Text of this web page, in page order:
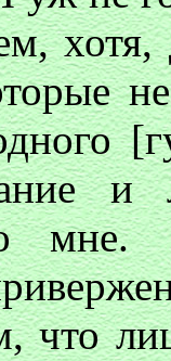
хотя,
и
мне.
что